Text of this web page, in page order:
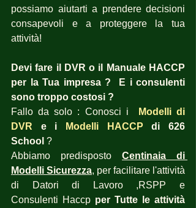
possiamo aiutarti a prendere decisioni
consapevoli e a proteggere la tua
attività!
Devi fare il DVR o il Manuale HACCP
per la Tua impresa ?  E i consulenti
sono troppo costosi ?
Fallo da solo : Conosci i
Modelli di
DVR e i Modelli HACCP di 626
School ?
Abbiamo predisposto Centinaia di
Modelli Sicurezza, per facilitare l'attività
di Datori di Lavoro ,RSPP e
Consulenti Haccp per Tutte le attività